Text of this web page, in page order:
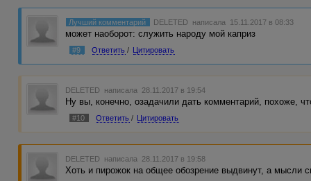
Лучший комментарий DELETED написала 15.11.2017 в 08:33
может наоборот: служить народу мой каприз
#9 Ответить / Цитировать
DELETED написала 28.11.2017 в 19:54
Ну вы, конечно, озадачили дать комментарий, похоже,
#10 Ответить / Цитировать
DELETED написала 28.11.2017 в 19:58
Хоть и пирожок на общее обозрение выдвинут, а мысли